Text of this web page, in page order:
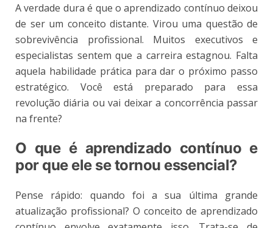
A verdade dura é que o aprendizado contínuo deixou
de ser um conceito distante. Virou uma questão de
sobrevivência profissional. Muitos executivos e
especialistas sentem que a carreira estagnou. Falta
aquela habilidade prática para dar o próximo passo
estratégico. Você está preparado para essa
revolução diária ou vai deixar a concorrência passar
na frente?
O que é aprendizado contínuo e
por que ele se tornou essencial?
Pense rápido: quando foi a sua última grande
atualização profissional? O conceito de aprendizado